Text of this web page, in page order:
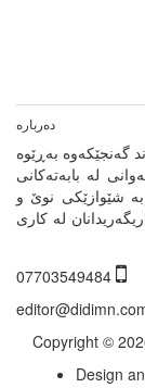
گەنجێكه‌وه‌ بەڕێوە
لە بابەتەکانی
بە شێوازێکی نوێ و
لە کاری
07703549484
Copyright ©
Design